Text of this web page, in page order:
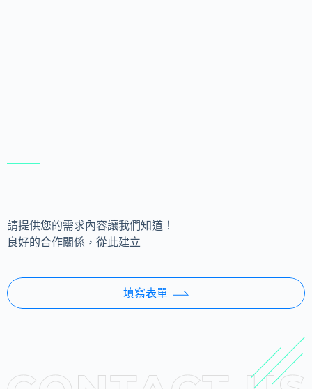
請提供您的需求內容讓我們知道！
良好的合作關係，從此建立
填寫表單